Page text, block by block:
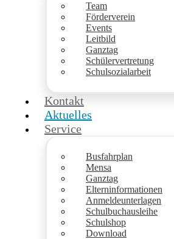
Team
Förderverein
Events
Leitbild
Ganztag
Schülervertretung
Schulsozialarbeit
Kontakt
Aktuelles
Service
Busfahrplan
Mensa
Ganztag
Elterninformationen
Anmeldeunterlagen
Schulbuchausleihe
Schulshop
Download